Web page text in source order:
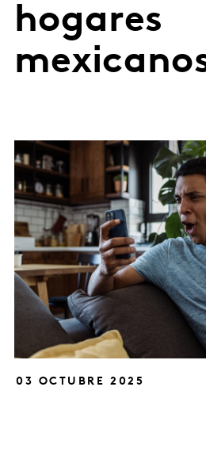
hogares
03 OCTUBRE 2025